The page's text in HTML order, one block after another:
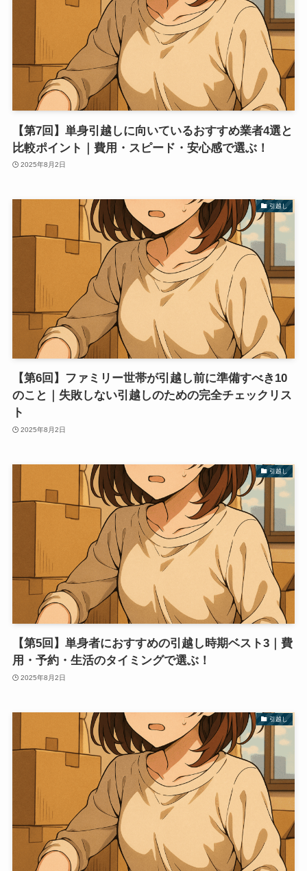
【第7回】単身引越しに向いているおすすめ業者4選と
比較ポイント｜費用・スピード・安心感で選ぶ！
2025年8月2日
引越し
【第6回】ファミリー世帯が引越し前に準備すべき10
のこと｜失敗しない引越しのための完全チェックリス
ト
2025年8月2日
引越し
【第5回】単身者におすすめの引越し時期ベスト3｜費
用・予約・生活のタイミングで選ぶ！
2025年8月2日
引越し